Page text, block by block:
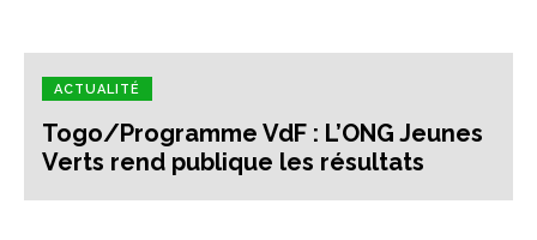
ACTUALITÉ
Togo/Programme VdF : L’ONG Jeunes
Verts rend publique les résultats